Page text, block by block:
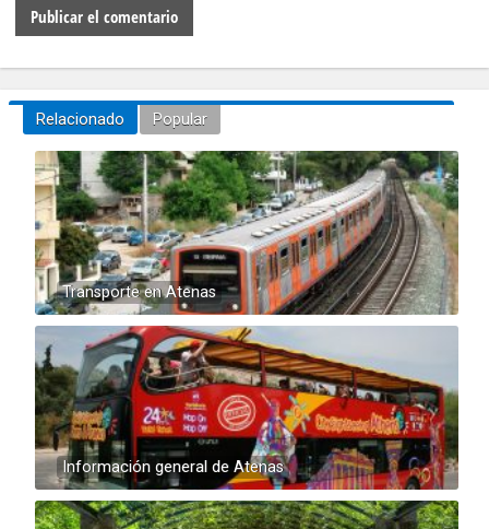
Relacionado Popular
Transporte en Atenas
Información general de Atenas